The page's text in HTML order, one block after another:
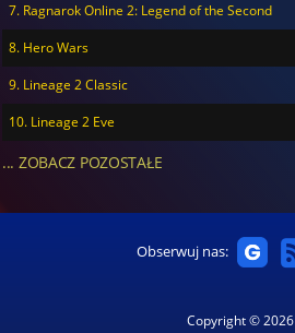
7. Ragnarok Online 2: Legend of the Second
8. Hero Wars
9. Lineage 2 Classic
10. Lineage 2 Eve
... ZOBACZ POZOSTAŁE
Obserwuj nas:
Copyright © 2026